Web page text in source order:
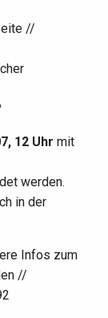
//
12 Uhr mit
werden.
in der
Infos zum
//